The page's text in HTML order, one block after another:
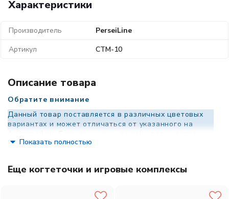
Характеристики
Производитель
PerseiLine
Артикул
СТМ-10
Описание товара
Обратите внимание
Данный товар поставляется в различных цветовых
вариантах и может отличаться от указанного на
уточните у менеджера доступные на данный момент
Удобная когтеточка и отличное место для игр.Покрытие
Показать полностью
Еще когтеточки и игровые комплексы